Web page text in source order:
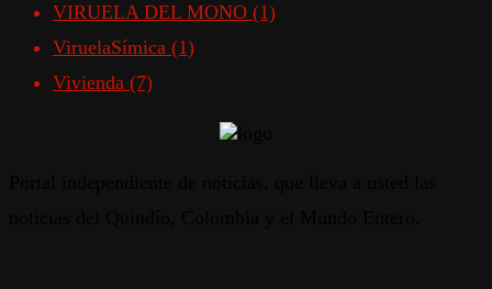
VIRUELA DEL MONO (1)
ViruelaSímica (1)
Vivienda (7)